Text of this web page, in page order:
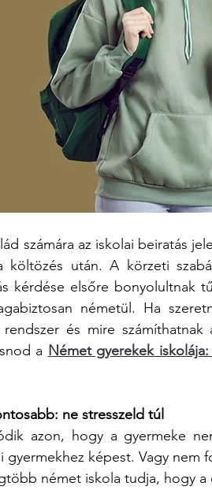
számára az iskolai beiratás
költözés után. A körzeti
kérdése elsőre bonyolultnak
németül. Ha
és mire
a Német gyerekek
ne stresszeld túl
azon, hogy a gyermeke
gyermekhez képest. Vagy nem
német iskola tudja, hogy